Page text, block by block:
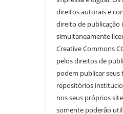
direitos autorais e
direito de publicação
simultaneamente
Creative Commons
pelos direitos de
podem publicar seus
repositórios
nos seus próprios
somente poderão